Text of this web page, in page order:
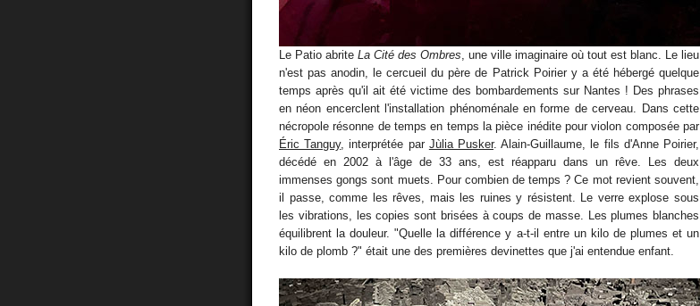
Le Patio abrite La Cité des Ombres , une ville imaginaire où tout est blanc. Le lieu
n'est pas anodin, le cercueil du père de Patrick Poirier y a été hébergé quelque
temps après qu'il ait été victime des bombardements sur Nantes ! Des phrases
en néon encerclent l'installation phénoménale en forme de cerveau. Dans cette
nécropole résonne de temps en temps la pièce inédite pour violon composée par
Éric Tanguy, interprétée par Jùlia Pusker. Alain-Guillaume, le fils d'Anne Poirier,
décédé en 2002 à l'âge de 33 ans, est réapparu dans un rêve. Les deux
immenses gongs sont muets. Pour combien de temps ? Ce mot revient souvent,
il passe, comme les rêves, mais les ruines y résistent. Le verre explose sous
les vibrations, les copies sont brisées à coups de masse. Les plumes blanches
équilibrent la douleur. "Quelle la différence y a-t-il entre un kilo de plumes et un
kilo de plomb ?" était une des premières devinettes que j'ai entendue enfant.